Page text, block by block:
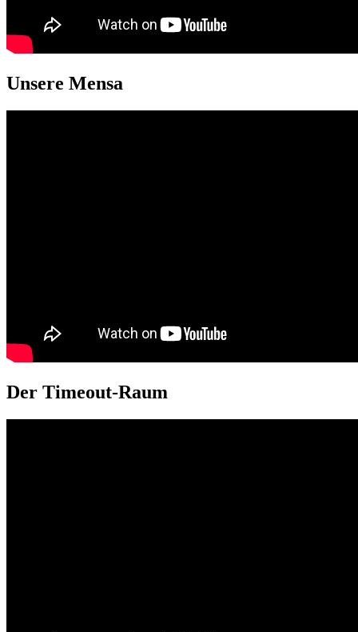
Unsere Mensa
Der Timeout-Raum